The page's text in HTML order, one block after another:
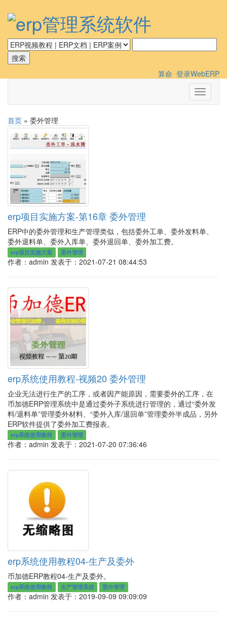
算命 登录WebERP
切
换
首页 » 委外管理
erp项目实施方案-第16章 委外管理
ERP中的委外管理和生产管理类似，包括委外工单、委外发料单、
委外退料单、委外入库单、委外退回单、委外加工费。
erp项目实施方案 委外管理
作者：admin 发表于：2021-07-21 08:44:53
erp系统使用教程-视频20 委外管理
企业无法进行生产的工序，或者因产能原因，需要委外的工序，在
币加德ERP管理系统中是通过委外子系统进行管理的，通过“委外发
料/退料单”管理委外材料、“委外入库/退回单”管理委外半成品，另外
ERP软件提供了委外加工费报表。
erp系统使用教程 委外管理
作者：admin 发表于：2021-07-20 07:36:46
erp系统使用教程04-生产及委外
币加德ERP教程04-生产及委外。
erp系统使用教程 生产管理系统 委外管理
作者：admin 发表于：2019-09-09 09:09:09